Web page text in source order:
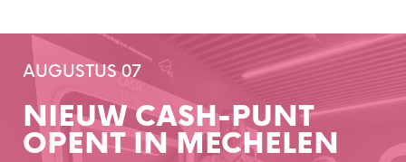
AUGUSTUS 07
NIEUW CASH-PUNT
OPENT IN MECHELEN